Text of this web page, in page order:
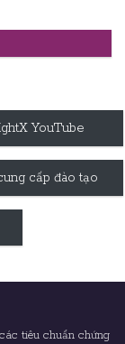
YouTube
cấp đào tạo
tiêu chuẩn chứng